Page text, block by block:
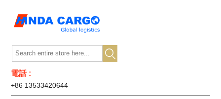

電話 :
+86 13533420644